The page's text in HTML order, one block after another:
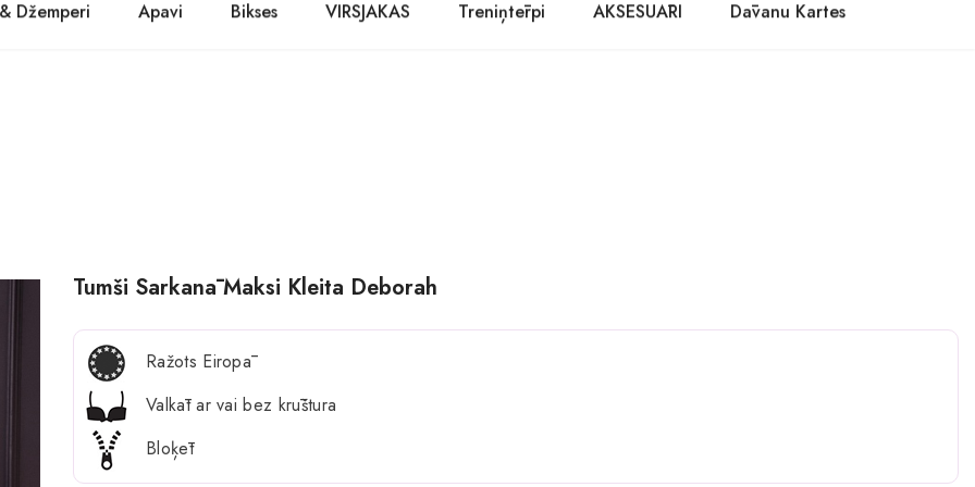
PASŪTĪT TŪLĪT! Prece tiks piegādāta 1-3 dienu laikā.
Džemperi Apavi Bikses VIRSJAKAS Treniņtērpi AKSESUĀRI Dāvanu Kartes
Tumši Sarkanā Maksi Kleita Deborah
Ražots Eiropā
Valkāt ar vai bez krūštura
Bloķēt